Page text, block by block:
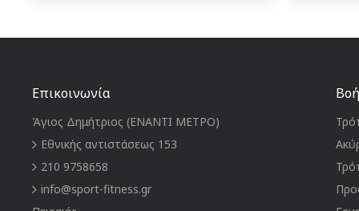
Επικοινωνία
Άγιος Δημήτριος (ΕΝΑΝΤΙ ΜΕΤΡΟ)
Εθνικής αντιστάσεως 153
210 9758658
info@sport-fitness.gr